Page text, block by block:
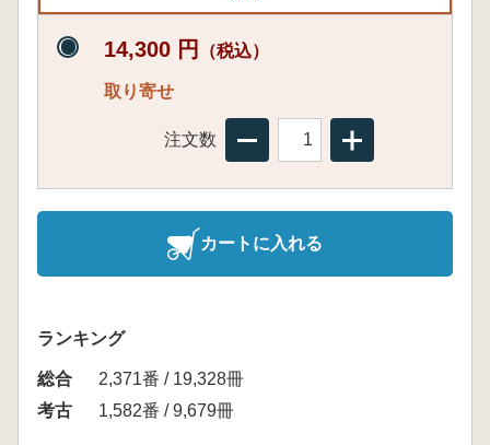
14,300 円 （税込）
取り寄せ
注文数
カートに入れる
ランキング
総合
2,371番 / 19,328冊
考古
1,582番 / 9,679冊